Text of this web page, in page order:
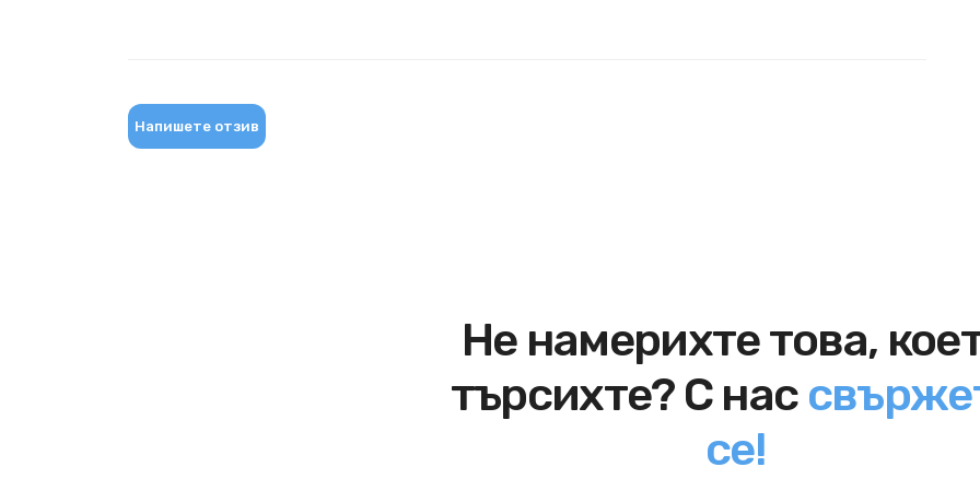
Напишете отзив
Не намерихте това,
търсихте? С нас
се!